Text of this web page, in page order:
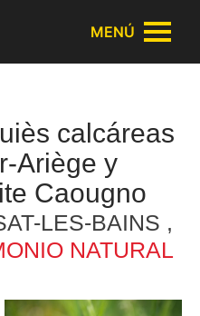
MENÚ
calcáreas
Ariège y
Caougno
LES-BAINS ,
NATURAL